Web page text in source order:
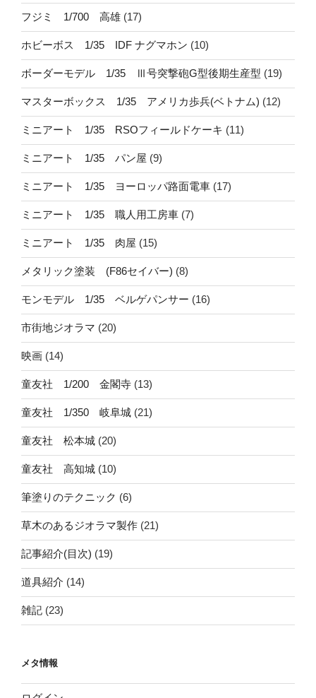
フジミ 1/700 高雄 (17)
ホビーボス 1/35 IDF ナグマホン (10)
ボーダーモデル 1/35 Ⅲ号突撃砲G型後期生産型 (19)
マスターボックス 1/35 アメリカ歩兵(ベトナム) (12)
ミニアート 1/35 RSOフィールドケーキ (11)
ミニアート 1/35 パン屋 (9)
ミニアート 1/35 ヨーロッパ路面電車 (17)
ミニアート 1/35 職人用工房車 (7)
ミニアート 1/35 肉屋 (15)
メタリック塗装 (F86セイバー) (8)
モンモデル 1/35 ベルゲパンサー (16)
市街地ジオラマ (20)
映画 (14)
童友社 1/200 金閣寺 (13)
童友社 1/350 岐阜城 (21)
童友社 松本城 (20)
童友社 高知城 (10)
筆塗りのテクニック (6)
草木のあるジオラマ製作 (21)
記事紹介(目次) (19)
道具紹介 (14)
雑記 (23)
メタ情報